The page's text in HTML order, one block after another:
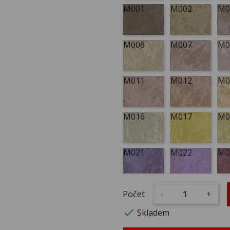
M001 M002
M006 M007
M011 M012
M016 M017
M021 M022
M026 M027
Počet - +
 Skladem